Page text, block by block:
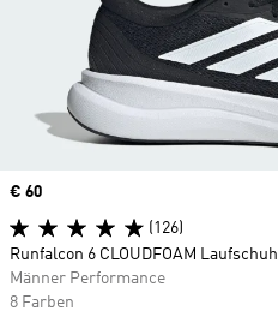
Price
€ 60
(126)
Runfalcon 6 CLOUDFOAM Laufschuh
Männer Performance
8 Farben